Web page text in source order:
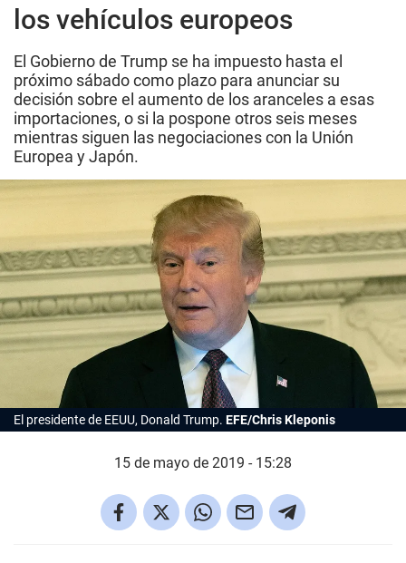
los vehículos europeos
El Gobierno de Trump se ha impuesto hasta el
próximo sábado como plazo para anunciar su
decisión sobre el aumento de los aranceles a esas
importaciones, o si la pospone otros seis meses
mientras siguen las negociaciones con la Unión
Europea y Japón.
El presidente de EEUU, Donald Trump. EFE/Chris Kleponis
15 de mayo de 2019 - 15:28